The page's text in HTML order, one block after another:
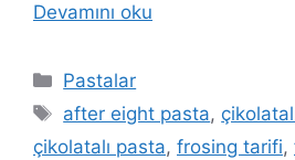
Devamını oku
Kategoriler
Pastalar
Etiketler
after eight pasta,
çikolatalı pasta, frosing tarifi,